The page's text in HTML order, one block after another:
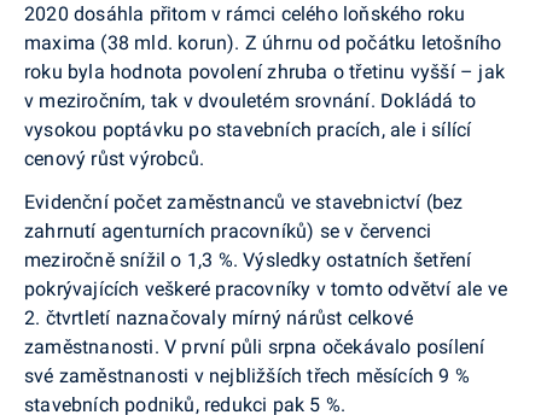
2020 dosáhla přitom v rámci celého loňského roku
maxima (38 mld. korun). Z úhrnu od počátku letošního
roku byla hodnota povolení zhruba o třetinu vyšší – jak
v meziročním, tak v dvouletém srovnání. Dokládá to
vysokou poptávku po stavebních pracích, ale i sílící
cenový růst výrobců.
Evidenční počet zaměstnanců ve stavebnictví (bez
zahrnutí agenturních pracovníků) se v červenci
meziročně snížil o 1,3 %. Výsledky ostatních šetření
pokrývajících veškeré pracovníky v tomto odvětví ale ve
2. čtvrtletí naznačovaly mírný nárůst celkové
zaměstnanosti. V první půli srpna očekávalo posílení
své zaměstnanosti v nejbližších třech měsících 9 %
stavebních podniků, redukci pak 5 %.